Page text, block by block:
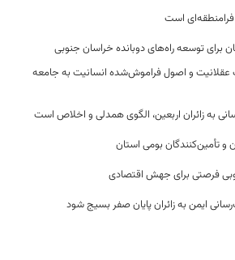
فرامنطقه‌ای است
عقلانیت و اصول فراموش‌شده انسانیت به جامعه
به زائران اربعین، الگوی همدلی و اخلاص است
و تأمین‌کنندگان بومی استان
فرصتی برای جهش اقتصادی
ایمن به زائران پایان صفر بسیج شود